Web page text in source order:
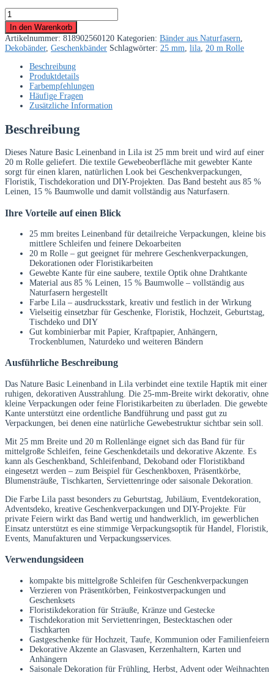
Nature
Basic
Leinenband
25
mm
Rolle
Menge
In den Warenkorb
Artikelnummer: 818902560120 Kategorien: Bänder aus Naturfasern,
Dekobänder, Geschenkbänder Schlagwörter: 25 mm, lila, 20 m Rolle
Beschreibung
Produktdetails
Farbempfehlungen
Häufige Fragen
Zusätzliche Information
Beschreibung
Dieses Nature Basic Leinenband in Lila ist 25 mm breit und wird auf einer
20 m Rolle geliefert. Die textile Gewebeoberfläche mit gewebter Kante
sorgt für einen klaren, natürlichen Look bei Geschenkverpackungen,
Floristik, Tischdekoration und DIY-Projekten. Das Band besteht aus 85 %
Leinen, 15 % Baumwolle und damit vollständig aus Naturfasern.
Ihre Vorteile auf einen Blick
25 mm breites Leinenband für detailreiche Verpackungen, kleine bis
mittlere Schleifen und feinere Dekoarbeiten
20 m Rolle – gut geeignet für mehrere Geschenkverpackungen,
Dekorationen oder Floristikarbeiten
Gewebte Kante für eine saubere, textile Optik ohne Drahtkante
Material aus 85 % Leinen, 15 % Baumwolle – vollständig aus
Naturfasern hergestellt
Farbe Lila – ausdrucksstark, kreativ und festlich in der Wirkung
Vielseitig einsetzbar für Geschenke, Floristik, Hochzeit, Geburtstag,
Tischdeko und DIY
Gut kombinierbar mit Papier, Kraftpapier, Anhängern,
Trockenblumen, Naturdeko und weiteren Bändern
Ausführliche Beschreibung
Das Nature Basic Leinenband in Lila verbindet eine textile Haptik mit einer
ruhigen, dekorativen Ausstrahlung. Die 25-mm-Breite wirkt dekorativ, ohne
kleine Verpackungen oder feine Floristikarbeiten zu überladen. Die gewebte
Kante unterstützt eine ordentliche Bandführung und passt gut zu
Verpackungen, bei denen eine natürliche Gewebestruktur sichtbar sein soll.
Mit 25 mm Breite und 20 m Rollenlänge eignet sich das Band für für
mittelgroße Schleifen, feine Geschenkdetails und dekorative Akzente. Es
kann als Geschenkband, Schleifenband, Dekoband oder Floristikband
eingesetzt werden – zum Beispiel für Geschenkboxen, Präsentkörbe,
Blumensträuße, Tischkarten, Serviettenringe oder saisonale Dekoration.
Die Farbe Lila passt besonders zu Geburtstag, Jubiläum, Eventdekoration,
Adventsdeko, kreative Geschenkverpackungen und DIY-Projekte. Für
private Feiern wirkt das Band wertig und handwerklich, im gewerblichen
Einsatz unterstützt es eine stimmige Verpackungsoptik für Handel, Floristik,
Events, Manufakturen und Verpackungsservices.
Verwendungsideen
kompakte bis mittelgroße Schleifen für Geschenkverpackungen
Verzieren von Präsentkörben, Feinkostverpackungen und
Geschenksets
Floristikdekoration für Sträuße, Kränze und Gestecke
Tischdekoration mit Serviettenringen, Bestecktaschen oder
Tischkarten
Gastgeschenke für Hochzeit, Taufe, Kommunion oder Familienfeiern
Dekorative Akzente an Glasvasen, Kerzenhaltern, Karten und
Anhängern
Saisonale Dekoration für Frühling, Herbst, Advent oder Weihnachten